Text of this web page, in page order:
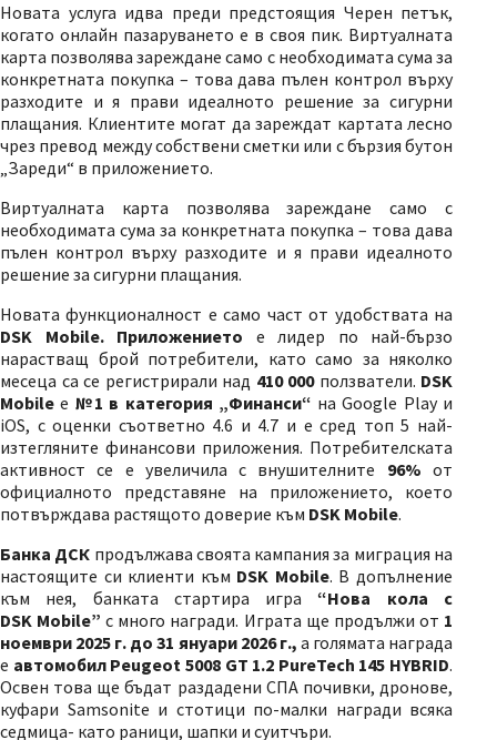
Новата услуга идва преди предстоящия Черен петък,
когато онлайн пазаруването е в своя пик. Виртуалната
карта позволява зареждане само с необходимата сума за
конкретната покупка – това дава пълен контрол върху
разходите и я прави идеалното решение за сигурни
плащания. Клиентите могат да зареждат картата лесно
чрез превод между собствени сметки или с бързия бутон
„Зареди“ в приложението.
Виртуалната карта позволява зареждане само с
необходимата сума за конкретната покупка – това дава
пълен контрол върху разходите и я прави идеалното
решение за сигурни плащания.
Новата функционалност е само част от удобствата на
DSK Mobile. Приложението
e лидер по най-бързо
нарастващ брой потребители, като само за няколко
месеца са се регистрирали над 410 000ползватели. DSK
Mobile е №1 в категория „Финанси“ наGoogle Play и
iOS, с оценки съответно 4.6 и 4.7 и е сред топ 5 най-
изтегляните финансови приложения. Потребителската
активност се е увеличила с внушителните 96% от
официалното представяне на приложението, което
потвърждава растящото доверие към DSK Mobile.
Банка ДСК продължава своята кампания за миграция на
настоящите си клиенти към DSK Mobile. В допълнение
към нея, банката стартира игра“Нова кола с
DSK Mobile” с много награди. Играта ще продължи от 1
ноември 2025 г. до 31 януари 2026 г., а голямата награда
е автомобил Peugeot 5008 GT 1.2 PureTech 145 HYBRID.
Освен това ще бъдат раздадени СПА почивки, дронове,
куфари Samsonite и стотици по-малки награди всяка
седмица- като раници, шапки и суитчъри.